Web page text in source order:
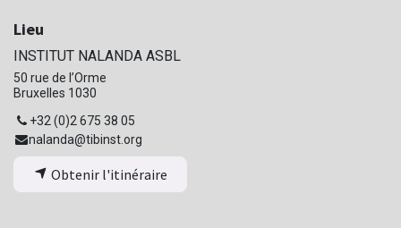
Lieu
INSTITUT NALANDA ASBL
50 rue de l’Orme
Bruxelles 1030
+32 (0)2 675 38 05
nalanda@tibinst.org
Obtenir l'itinéraire